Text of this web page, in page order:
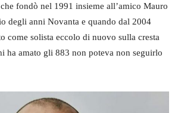
fondò nel 1991 insieme all’amico Mauro
degli anni Novanta e quando dal 2004
come solista eccolo di nuovo sulla cresta
ha amato gli 883 non poteva non seguirlo